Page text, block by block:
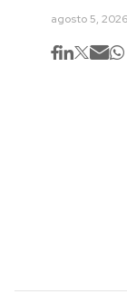
agosto 5, 2026